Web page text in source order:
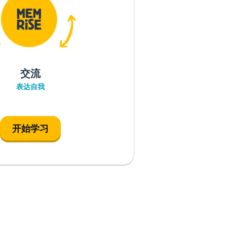
交流
表达自我
开始学习